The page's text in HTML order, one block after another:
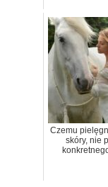
Czemu
skóry, nie